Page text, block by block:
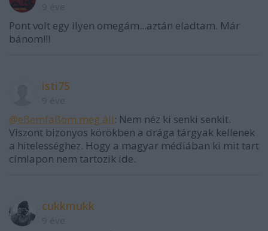
Pont volt egy ilyen omegám...aztán eladtam. Már
bánom!!!
isti75
@eßemfaßom meg áll: Nem néz ki senki senkit.
Viszont bizonyos körökben a drága tárgyak kellenek
a hitelességhez. Hogy a magyar médiában ki mit tart
címlapon nem tartozik ide.
cukkmukk